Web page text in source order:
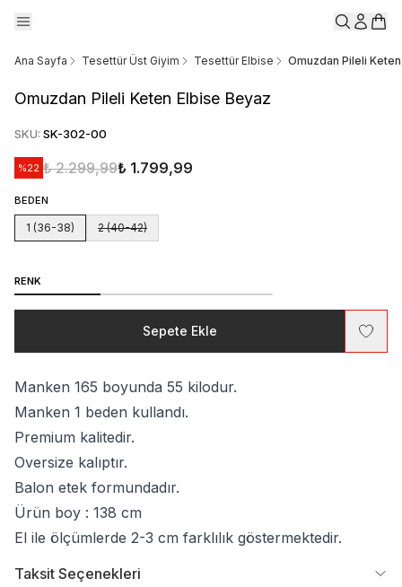
Ana Sayfa Tesettür Üst Giyim Tesettür Elbise Omuzdan Pileli
Omuzdan Pileli Keten Elbise Beyaz
SKU: SK-302-00
%22 ₺ 2.299,99₺ 1.799,99
BEDEN
1 (36-38) 2 (40-42)
RENK
Sepete Ekle
Manken 165 boyunda 55 kilodur.
Manken 1 beden kullandı.
Premium kalitedir.
Oversize kalıptır.
Balon etek formundadır.
Ürün boy : 138 cm
El ile ölçümlerde 2-3 cm farklılık göstermektedir.
Taksit Seçenekleri